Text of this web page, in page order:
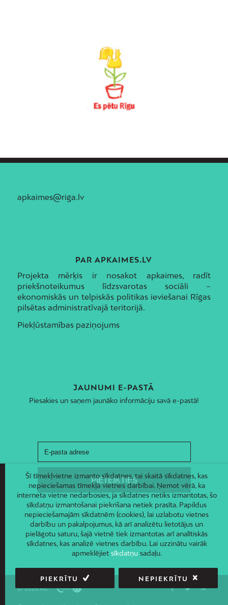
apkaimes@riga.lv
PAR APKAIMES.LV
Projekta mērķis ir nosakot apkaimes, radīt
priekšnoteikumus līdzsvarotas sociāli –
ekonomiskās un telpiskās politikas ieviešanai Rīgas
pilsētas administratīvajā teritorijā.
Piekļūstamības paziņojums
JAUNUMI E-PASTĀ
Piesakies un saņem jaunāko informāciju savā e-pastā!
© 2026 AIC
Šī tīmekļvietne izmanto sīkdatnes, tai skaitā sīkdatnes, kas
nepieciešamas tīmekļa vietnes darbībai. Ņemot vērā, ka
interneta vietne nedarbosies, ja sīkdatnes netiks izmantotas, šo
sīkdatņu izmantošanai piekrišana netiek prasīta. Papildus
nepieciešamajām sīkdatnēm (cookies), lai uzlabotu vietnes
darbību un pakalpojumus, kā arī analizētu lietotājus un
pielāgotu saturu, šajā vietnē tiek izmantotas arī analītiskās
sīkdatnes, kas analizē vietnes darbību. Lai uzzinātu vairāk
apmeklējiet sīkdatņusadaļu.
PIEKRĪTU NEPIEKRĪTU